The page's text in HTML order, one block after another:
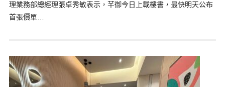
理業務部總經理張卓秀敏表示，芊御今日上載樓書，最快明天公布
首張價單…